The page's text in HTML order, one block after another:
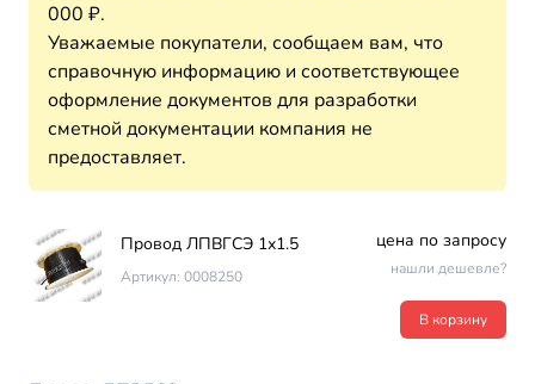
000 ₽.
Уважаемые покупатели, сообщаем вам, что
справочную информацию и соответствующее
оформление документов для разработки
сметной документации компания не
предоставляет.
Провод ЛПВГСЭ 1х1.5
Артикул: 0008250
цена по запросу
нашли дешевле?
В корзину